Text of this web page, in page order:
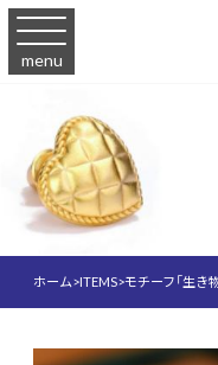
menu
ホーム>ITEMS>モチーフ「生き